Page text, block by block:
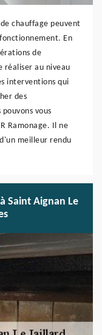
chauffage peuvent
En
de
réaliser au niveau
interventions qui
des
vous
Ramonage. Il ne
meilleur rendu
Saint Aignan Le